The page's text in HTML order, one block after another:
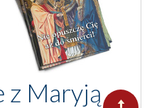
z Maryją